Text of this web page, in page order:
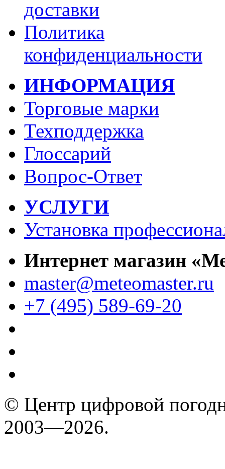
доставки
Политика
конфиденциальности
ИНФОРМАЦИЯ
Торговые марки
Техподдержка
Глоссарий
Вопрос-Ответ
УСЛУГИ
Установка
Интернет магазин
master@meteomaster.ru
+7 (495) 589-69-20
© Центр цифровой
2003—2026.